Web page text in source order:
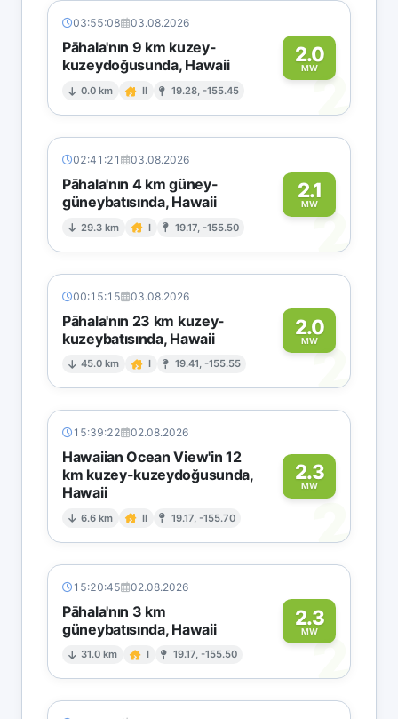
03:55:08 03.08.2026
Pāhala'nın 9 km kuzey-
kuzeydoğusunda, Hawaii
0.0 km II 19.28, -155.45
2.0
MW2
02:41:21 03.08.2026
Pāhala'nın 4 km güney-
güneybatısında, Hawaii
29.3 km I 19.17, -155.50
2.1
MW2
00:15:15 03.08.2026
Pāhala'nın 23 km kuzey-
kuzeybatısında, Hawaii
45.0 km I 19.41, -155.55
2.0
MW2
15:39:22 02.08.2026
Hawaiian Ocean View'in 12
km kuzey-kuzeydoğusunda,
Hawaii
6.6 km II 19.17, -155.70
2.3
MW
2
15:20:45 02.08.2026
Pāhala'nın 3 km
güneybatısında, Hawaii
31.0 km I 19.17, -155.50
2.3
MW2